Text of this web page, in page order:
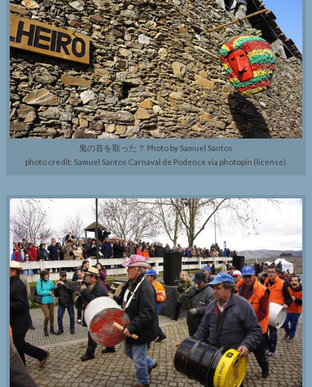
鬼の首を取った？ Photo by Samuel Santos
photo credit: Samuel Santos Carnaval de Podence via photopin (license)